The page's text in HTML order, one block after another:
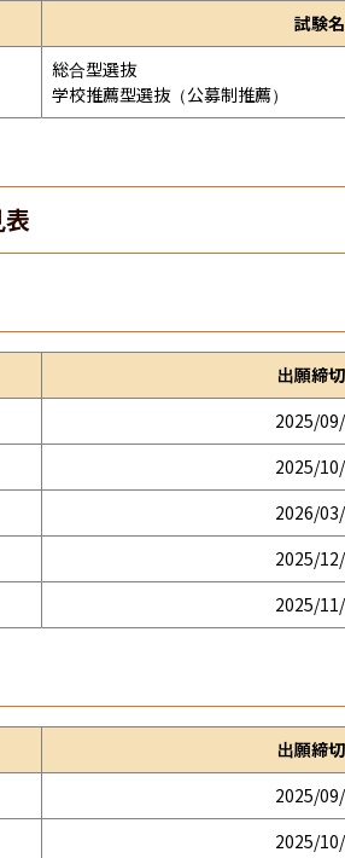
試験名
総合型選抜
学校推薦型選抜（公募制推薦）
出願締
2025/
2025/
2026/
2025/
2025/
出願締
2025/
2025/